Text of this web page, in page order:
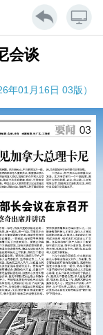
会谈
年01月16日 03版）